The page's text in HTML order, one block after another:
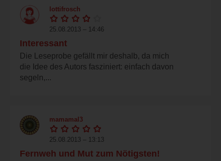
lottifrosch
25.08.2013 – 14:46
Interessant
Die Leseprobe gefällt mir deshalb, da mich
die Idee des Autors fasziniert: einfach davon
segeln,...
mamamal3
25.08.2013 – 13:13
Fernweh und Mut zum Nötigsten!